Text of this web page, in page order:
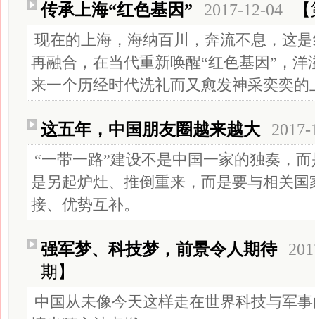
传承上海“红色基因” 2017-12-04
现在的上海，海纳百川，奔流不息，这
再融合，在当代重新唤醒“红色基因”，
来一个历经时代洗礼而又愈发神采奕奕的
这五年，中国朋友圈越来越大
“一带一路”建设不是中国一家的独奏，
是另起炉灶、推倒重来，而是要与相关
接、优势互补。
强军梦、科技梦，前景令人期待
期】
中国从未像今天这样走在世界科技与军